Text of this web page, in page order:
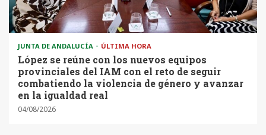
JUNTA DE ANDALUCÍA ÚLTIMA HORA
López se reúne con los nuevos equipos
provinciales del IAM con el reto de seguir
combatiendo la violencia de género y avanzar
en la igualdad real
04/08/2026